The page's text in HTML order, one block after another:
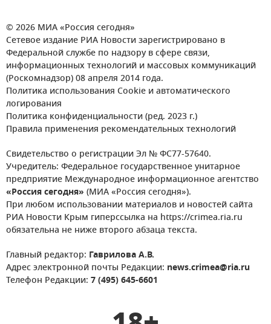
© 2026 МИА «Россия сегодня»
Сетевое издание РИА Новости зарегистрировано в
Федеральной службе по надзору в сфере связи,
информационных технологий и массовых коммуникаций
(Роскомнадзор) 08 апреля 2014 года.
Политика использования Cookie и автоматического
логирования
Политика конфиденциальности (ред. 2023 г.)
Правила применения рекомендательных технологий
Свидетельство о регистрации Эл № ФС77-57640.
Учредитель: Федеральное государственное унитарное
предприятие Международное информационное агентство
«Россия сегодня» (МИА «Россия сегодня»).
При любом использовании материалов и новостей сайта
РИА Новости Крым гиперссылка на https://crimea.ria.ru
обязательна не ниже второго абзаца текста.
Главный редактор: Гаврилова А.В.
Адрес электронной почты Редакции: news.crimea@ria.ru
Телефон Редакции: 7 (495) 645-6601